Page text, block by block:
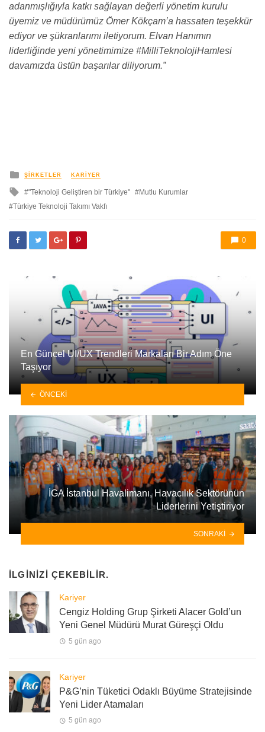
adanmışlığıyla katkı sağlayan değerli yönetim kurulu
üyemiz ve müdürümüz Ömer Kökçam’a hassaten teşekkür
ediyor ve şükranlarımı iletiyorum. Elvan Hanımın
liderliğinde yeni yönetimimize #MilliTeknolojiHamlesi
davamızda üstün başarılar diliyorum.”
yayınlanan
ŞIRKETLER KARIYER
ile
etkilendi
"Teknoloji Geliştiren bir Türkiye"
Mutlu Kurumlar
Türkiye Teknoloji Takımı Vakfı
0
En Güncel UI/UX Trendleri Markaları Bir Adım Öne
Taşıyor
ÖNCEKI
İGA İstanbul Havalimanı, Havacılık Sektörünün
Liderlerini Yetiştiriyor
SONRAKI
İLGINIZI ÇEKEBILIR.
Kariyer
Cengiz Holding Grup Şirketi Alacer Gold’un
Yeni Genel Müdürü Murat Güreşçi Oldu
5 gün ago
Kariyer
P&G’nin Tüketici Odaklı Büyüme Stratejisinde
Yeni Lider Atamaları
5 gün ago